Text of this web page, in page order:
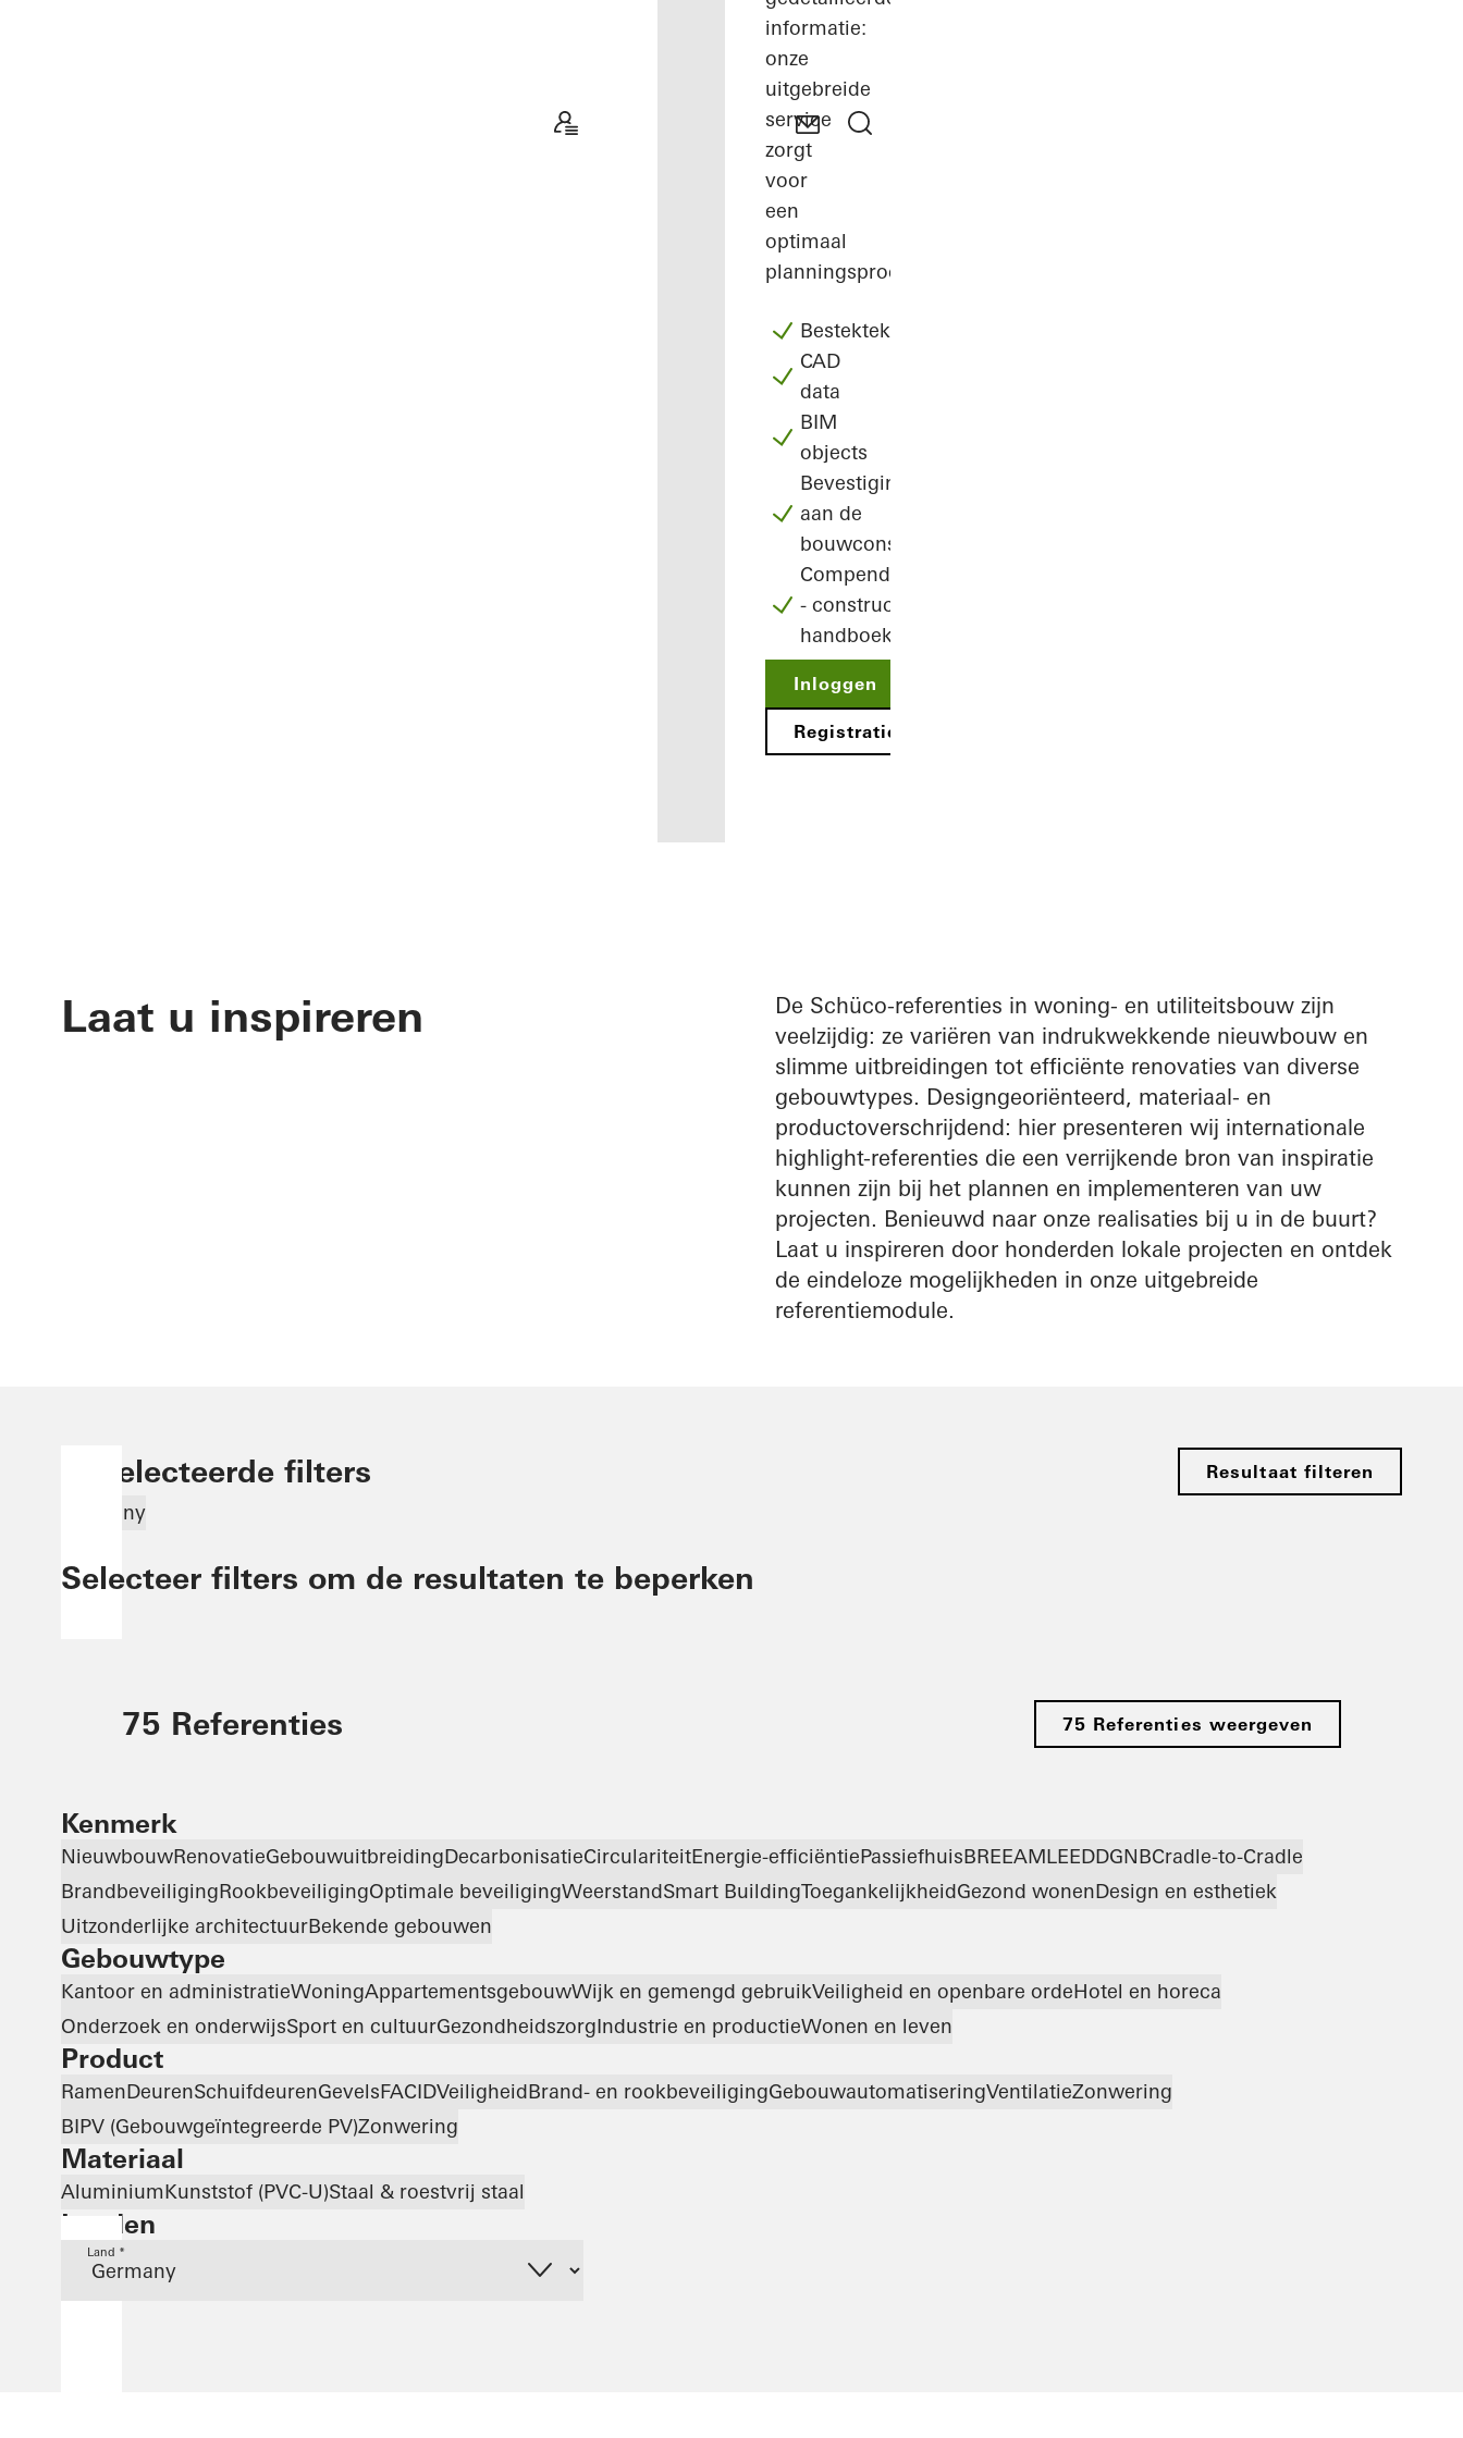
architect
Ontdek
Mijn
Werkplek
informatie:
onze
uitgebreide
service
zorgt
voor
een
optimaal
planningsproces.
Bestekteksten
CAD
data
BIM
objects
Bevestigingen
aan de
bouwconstructie
Compendium
- constructie
handboek
Inloggen
Registratie
Laat u inspireren
De Schüco-referenties in woning- en utiliteitsbouw zijn
veelzijdig: ze variëren van indrukwekkende nieuwbouw en
slimme uitbreidingen tot efficiënte renovaties van diverse
gebouwtypes. Designgeoriënteerd, materiaal- en
productoverschrijdend: hier presenteren wij internationale
highlight-referenties die een verrijkende bron van inspiratie
kunnen zijn bij het plannen en implementeren van uw
projecten. Benieuwd naar onze realisaties bij u in de buurt?
Laat u inspireren door honderden lokale projecten en ontdek
de eindeloze mogelijkheden in onze uitgebreide
referentiemodule.
Geselecteerde filters Resultaat filteren
Germany
Selecteer filters om de resultaten te beperken
75 Referenties 75 Referenties weergeven
Kenmerk
NieuwbouwRenovatieGebouwuitbreidingDecarbonisatieCirculariteitEnergie-efficiëntiePassiefhuisBREEAMLEEDDGNBCradle-to-Cradle
BrandbeveiligingRookbeveiligingOptimale beveiligingWeerstandSmart BuildingToegankelijkheidGezond wonenDesign en esthetiek
Uitzonderlijke architectuurBekende gebouwen
Gebouwtype
Kantoor en administratieWoningAppartementsgebouwWijk en gemengd gebruikVeiligheid en openbare ordeHotel en horeca
Onderzoek en onderwijsSport en cultuurGezondheidszorgIndustrie en productieWonen en leven
Product
RamenDeurenSchuifdeurenGevelsFACIDVeiligheidBrand- en rookbeveiligingGebouwautomatiseringVentilatieZonwering
BIPV (Gebouwgeïntegreerde PV)Zonwering
Materiaal
AluminiumKunststof (PVC-U)Staal & roestvrij staal
Landen
Land *